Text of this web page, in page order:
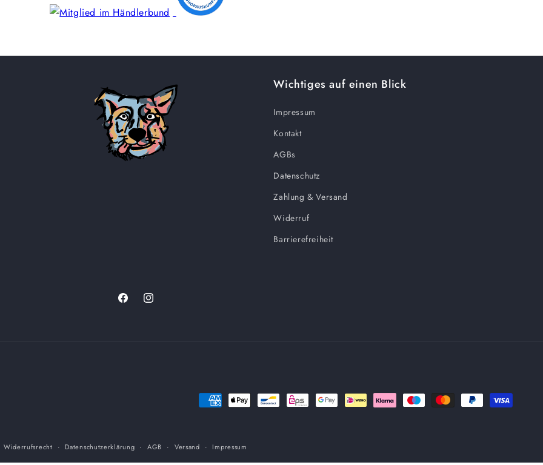
Wichtiges auf einen Blick
Impressum
Kontakt
AGBs
Datenschutz
Zahlung & Versand
Widerruf
Barrierefreiheit
FacebookInstagram
Zahlungsmethoden
Widerrufsrecht Datenschutzerklärung AGB Versand Impressum